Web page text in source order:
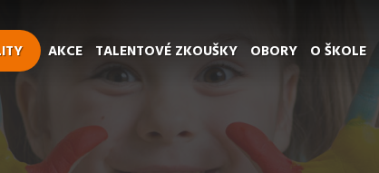
AKCE TALENTOVÉ ZKOUŠKY OBORY O ŠKOLE